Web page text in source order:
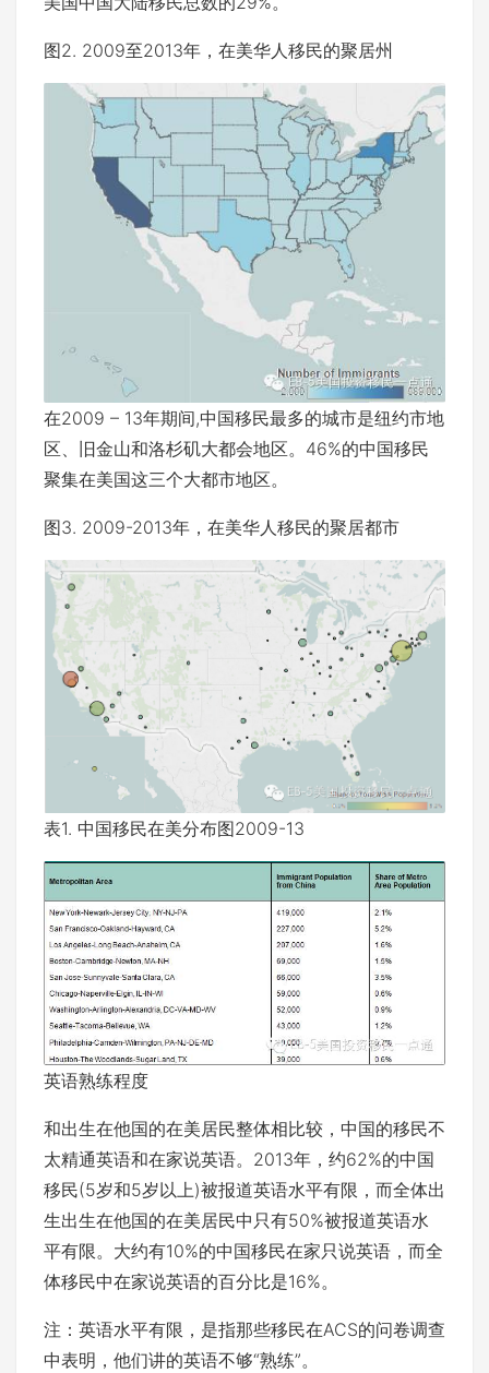
图2. 2009至2013年，在美华人移民的聚居州
在2009 – 13年期间,中国移民最多的城市是纽约市地
区、旧金山和洛杉矶大都会地区。46%的中国移民
聚集在美国这三个大都市地区。
图3. 2009-2013年，在美华人移民的聚居都市
表1. 中国移民在美分布图2009-13
英语熟练程度
和出生在他国的在美居民整体相比较，中国的移民不
太精通英语和在家说英语。2013年，约62%的中国
移民(5岁和5岁以上)被报道英语水平有限，而全体出
生出生在他国的在美居民中只有50%被报道英语水
平有限。大约有10%的中国移民在家只说英语，而全
体移民中在家说英语的百分比是16%。
注：英语水平有限，是指那些移民在ACS的问卷调查
中表明，他们讲的英语不够“熟练”。